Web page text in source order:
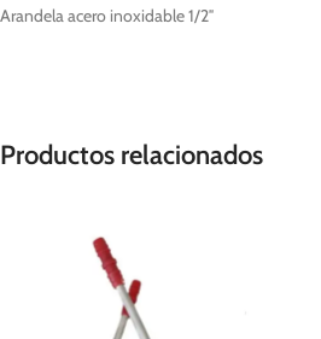
Arandela acero inoxidable 1/2″
Productos relacionados